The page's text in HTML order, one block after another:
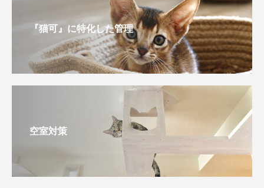
『猫可』に特化した管理
空室対策